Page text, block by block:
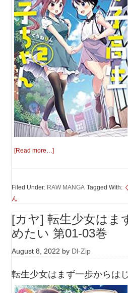
[Read more…]
Filed Under: RAW MANGA Tagged With:
ん
[カヤ] 転生少女はま
めたい 第01-03巻
August 8, 2022 by Dl-Zip
転生少女はまず一歩からは